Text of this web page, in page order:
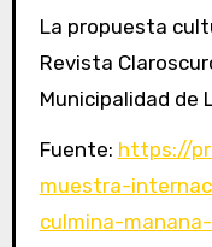
La propuesta
Revista
Municipalidad de
Fuente: https://
muestra-
culmina-